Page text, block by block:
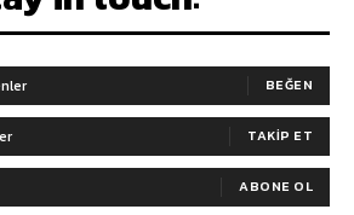
BEĞEN
TAKIP ET
ABONE OL